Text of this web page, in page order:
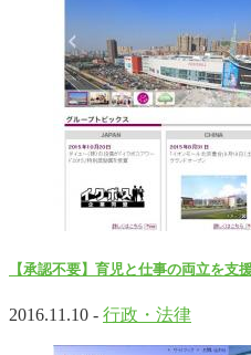
【承認不要】育児と仕事の両立を支
2016.11.10 - 行政・法律